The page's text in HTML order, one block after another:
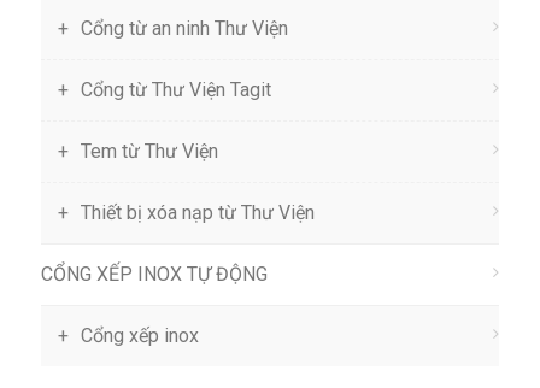
Cổng từ an ninh Thư Viện
Cổng từ Thư Viện Tagit
Tem từ Thư Viện
Thiết bị xóa nạp từ Thư Viện
CỔNG XẾP INOX TỰ ĐỘNG
Cổng xếp inox